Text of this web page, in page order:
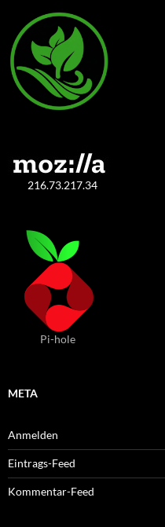
216.73.217.34
Pi-hole
META
Anmelden
Eintrags-Feed
Kommentar-Feed